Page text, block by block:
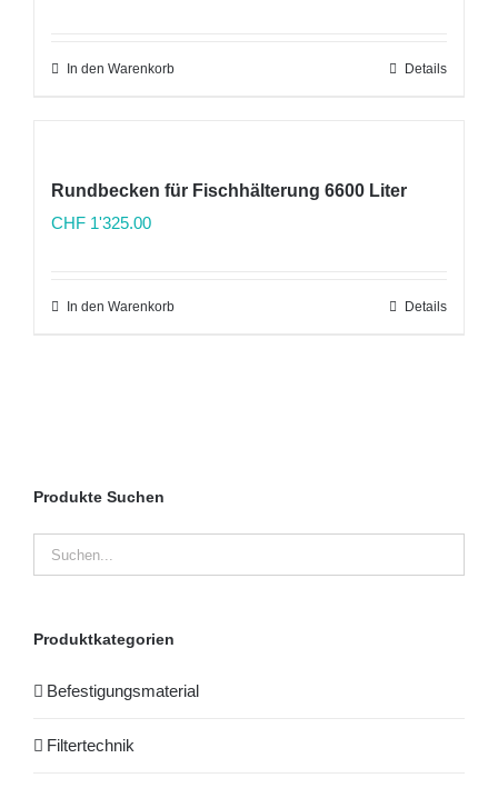
In den Warenkorb Details
Rundbecken für Fischhälterung 6600 Liter
CHF 1'325.00
In den Warenkorb Details
Produkte Suchen
Produktkategorien
Befestigungsmaterial
Filtertechnik